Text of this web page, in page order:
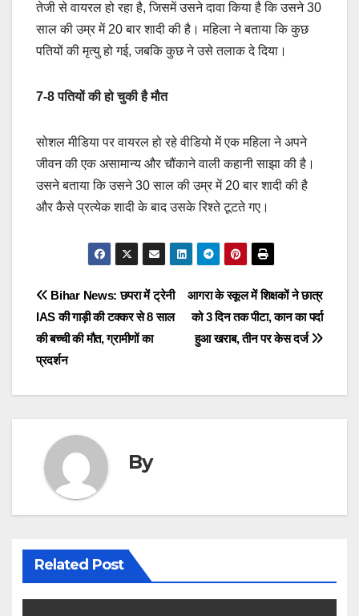
तेजी से वायरल हो रहा है, जिसमें उसने दावा किया है कि उसने 30
साल की उम्र में 20 बार शादी की है। महिला ने बताया कि कुछ
पतियों की मृत्यु हो गई, जबकि कुछ ने उसे तलाक दे दिया।
7-8 पतियों की हो चुकी है मौत
सोशल मीडिया पर वायरल हो रहे वीडियो में एक महिला ने अपने
जीवन की एक असामान्य और चौंकाने वाली कहानी साझा की है।
उसने बताया कि उसने 30 साल की उम्र में 20 बार शादी की है
और कैसे प्रत्येक शादी के बाद उसके रिश्ते टूटते गए।
Post
navigation
आगरा के स्कूल में शिक्षकों ने छात्र
को 3 दिन तक पीटा, कान का पर्दा
हुआ खराब, तीन पर केस दर्ज
Bihar News: छपरा में ट्रेनी
IAS की गाड़ी की टक्कर से 8 साल
की बच्ची की मौत, ग्रामीणों का
प्रदर्शन
By
Related Post